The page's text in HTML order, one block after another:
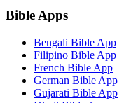
Bible Apps
Bengali Bible App
Filipino Bible App
French Bible App
German Bible App
Gujarati Bible App